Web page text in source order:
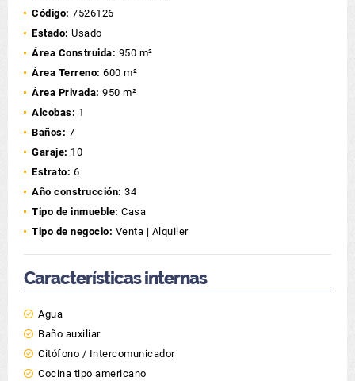
Código: 7526126
Estado: Usado
Área Construida: 950 m²
Área Terreno: 600 m²
Área Privada: 950 m²
Alcobas: 1
Baños: 7
Garaje: 10
Estrato: 6
Año construcción: 34
Tipo de inmueble: Casa
Tipo de negocio: Venta | Alquiler
Características internas
Agua
Baño auxiliar
Citófono / Intercomunicador
Cocina tipo americano